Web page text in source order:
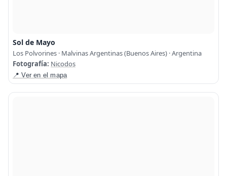
Sol de Mayo
Los Polvorines · Malvinas Argentinas (Buenos Aires) · Argentina
Fotografía: Nicodos
📍 Ver en el mapa